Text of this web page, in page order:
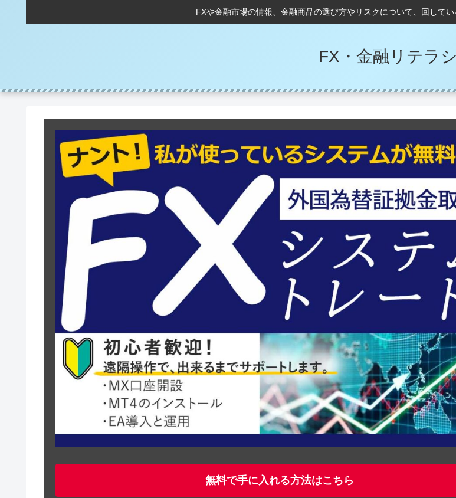
FXや金融市場の情報、金融商品の選び方やリスクについて、回してい
FX・金融リテラ
無料で手に入れる方法はこちら